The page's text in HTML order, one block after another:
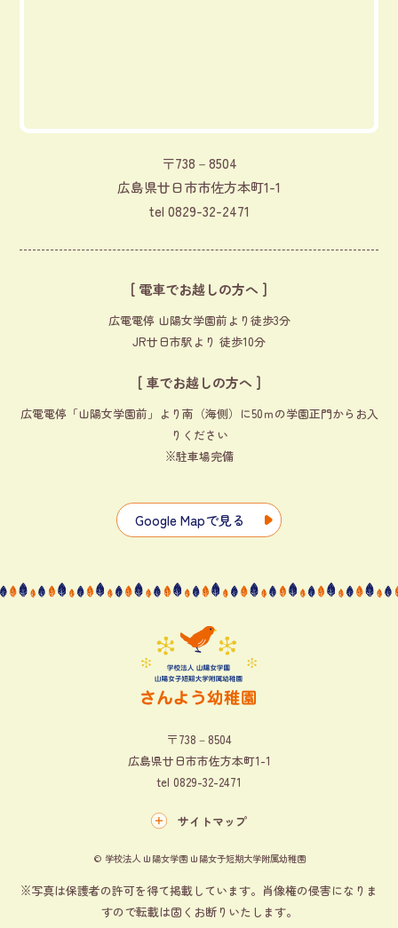
〒738－8504
広島県廿日市市佐方本町1-1
tel 0829-32-2471
[ 電車でお越しの方へ ]
広電電停 山陽女学園前より徒歩3分
JR廿日市駅より 徒歩10分
[ 車でお越しの方へ ]
広電電停「山陽女学園前」より南（海側）に50ｍの学園正門からお入
りください
※駐車場完備
Google Mapで見る
〒738－8504
広島県廿日市市佐方本町1-1
tel 0829-32-2471
サイトマップ
© 学校法人 山陽女学園 山陽女子短期大学附属幼稚園
※写真は保護者の許可を得て掲載しています。肖像権の侵害になりま
すので転載は固くお断りいたします。